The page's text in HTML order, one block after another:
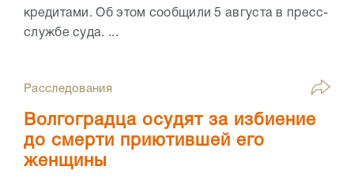
кредитами. Об этом сообщили 5 августа в пресс-
службе суда. ...
Расследования
Волгоградца осудят за избиение
до смерти приютившей его
женщины